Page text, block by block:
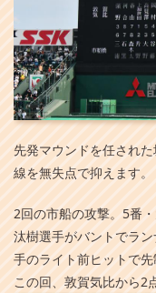
先発マウンドを任され
線を無失点で抑えます。
2回の市船の攻撃。5番
汰樹選手がバントでラ
手のライト前ヒットで先
この回、敦賀気比から2